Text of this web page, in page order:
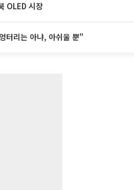
OLED 시장
터리는 아냐, 아쉬울 뿐"